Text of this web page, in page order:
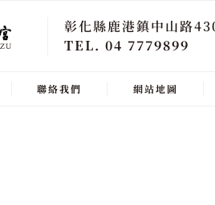
彰化縣鹿港鎮中山路
TEL. 04 7779899
聯絡我們 網站地圖